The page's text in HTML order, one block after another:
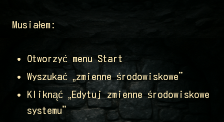
Musiałem:
Otworzyć menu Start
Wyszukać „zmienne środowiskowe”
Kliknąć „Edytuj zmienne środowiskowe
systemu”